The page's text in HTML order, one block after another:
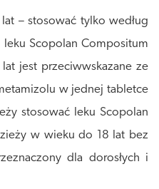
– stosować tylko według
leku Scopolan Compositum
jest przeciwwskazane ze
w jednej tabletce
stosować leku Scopolan
w wieku do 18 lat bez
dla dorosłych i